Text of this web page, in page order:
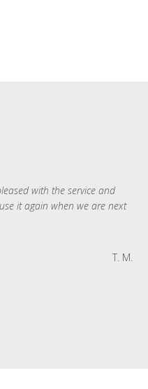
with the service and
it again when we are next
T. M.